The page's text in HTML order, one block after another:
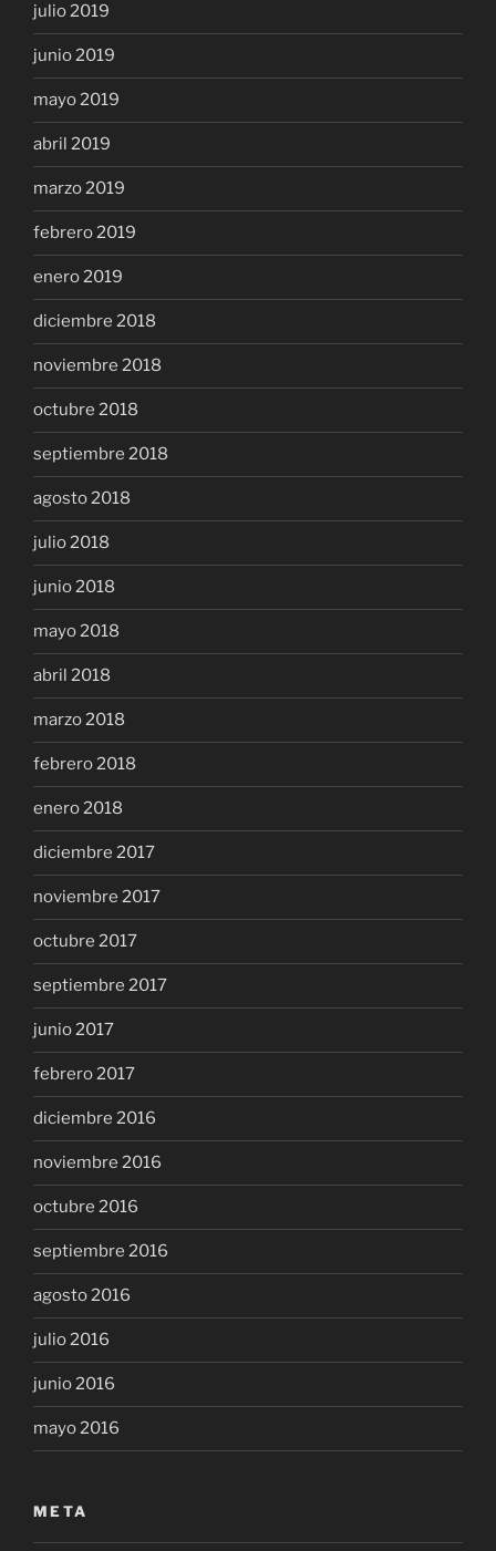
julio 2019
junio 2019
mayo 2019
abril 2019
marzo 2019
febrero 2019
enero 2019
diciembre 2018
noviembre 2018
octubre 2018
septiembre 2018
agosto 2018
julio 2018
junio 2018
mayo 2018
abril 2018
marzo 2018
febrero 2018
enero 2018
diciembre 2017
noviembre 2017
octubre 2017
septiembre 2017
junio 2017
febrero 2017
diciembre 2016
noviembre 2016
octubre 2016
septiembre 2016
agosto 2016
julio 2016
junio 2016
mayo 2016
META